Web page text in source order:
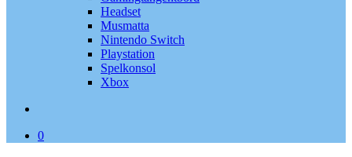
Headset
Musmatta
Nintendo Switch
Playstation
Spelkonsol
Xbox
0